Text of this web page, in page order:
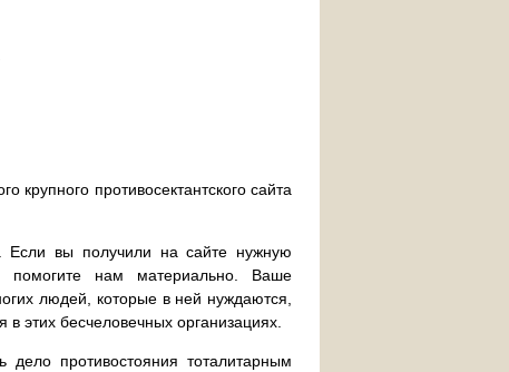
крупного противосектантского сайта
Если вы получили на сайте нужную
нам материально. Ваше
людей, которые в ней нуждаются,
этих бесчеловечных организациях.
противостояния тоталитарным